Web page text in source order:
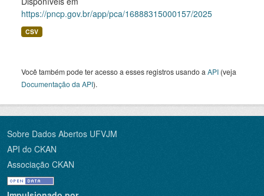
https://pncp.gov.br/app/pca/16888315000157/2025
CSV
Você também pode ter acesso a esses registros usando a API (veja
Documentação da API).
Sobre Dados Abertos UFVJM
API do CKAN
Associação CKAN